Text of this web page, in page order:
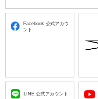
Facebook 公式アカウ
ント
LINE 公式アカウント